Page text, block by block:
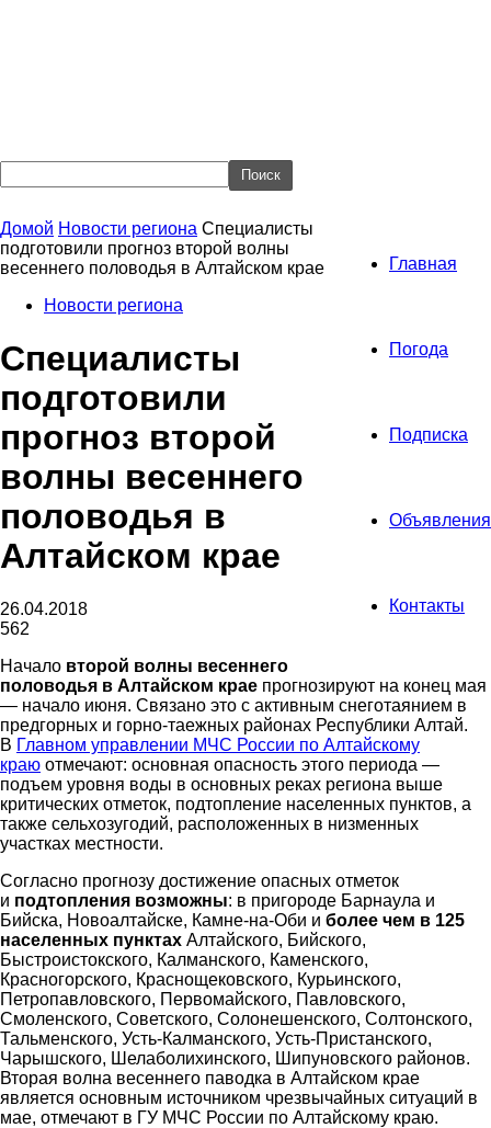
Главная
Погода
Подписка
Объявления
Контакты
Домой Новости региона Специалисты
подготовили прогноз второй волны
весеннего половодья в Алтайском крае
Новости региона
Специалисты
подготовили
прогноз второй
волны весеннего
половодья в
Алтайском крае
26.04.2018
562
Начало второй волны весеннего
половодья в Алтайском крае прогнозируют на конец мая
— начало июня. Связано это с активным снеготаянием в
предгорных и горно-таежных районах Республики Алтай.
В Главном управлении МЧС России по Алтайскому
краю отмечают: основная опасность этого периода —
подъем уровня воды в основных реках региона выше
критических отметок, подтопление населенных пунктов, а
также сельхозугодий, расположенных в низменных
участках местности.
Согласно прогнозу достижение опасных отметок
и подтопления возможны: в пригороде Барнаула и
Бийска, Новоалтайске, Камне-на-Оби и более чем в 125
населенных пунктах Алтайского, Бийского,
Быстроистокского, Калманского, Каменского,
Красногорского, Краснощековского, Курьинского,
Петропавловского, Первомайского, Павловского,
Смоленского, Советского, Солонешенского, Солтонского,
Тальменского, Усть-Калманского, Усть-Пристанского,
Чарышского, Шелаболихинского, Шипуновского районов.
Вторая волна весеннего паводка в Алтайском крае
является основным источником чрезвычайных ситуаций в
мае, отмечают в ГУ МЧС России по Алтайскому краю.